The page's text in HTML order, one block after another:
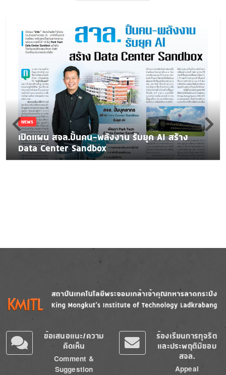
NEWS
เปิดแผน สจล.ปั้นคน-พลังงาน รับยุค AI สร้าง
Data Center Sandbox
Image
ข้อเสนอแนะ/ความ
คิดเห็น
Comment &
Suggestion
ร้องเรียนการทุจริต
และประพฤติมิชอบ
สจล.
Appeal